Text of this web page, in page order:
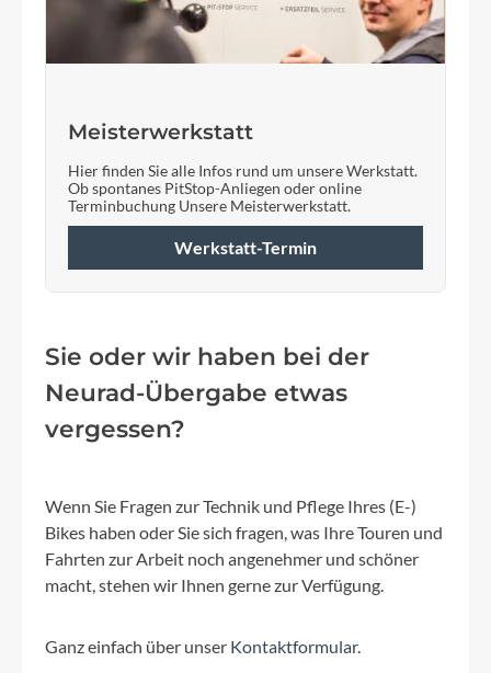
Meisterwerkstatt
Hier finden Sie alle Infos rund um unsere Werkstatt.
Ob spontanes PitStop-Anliegen oder online
Terminbuchung Unsere Meisterwerkstatt.
Werkstatt-Termin
Sie oder wir haben bei der
Neurad-Übergabe etwas
vergessen?
Wenn Sie Fragen zur Technik und Pflege Ihres (E-)
Bikes haben oder Sie sich fragen, was Ihre Touren und
Fahrten zur Arbeit noch angenehmer und schöner
macht, stehen wir Ihnen gerne zur Verfügung.
Ganz einfach über unser Kontaktformular.